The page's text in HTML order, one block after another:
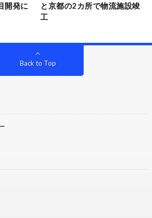
開発に
と京都の2カ所で物流施設竣
工
Back to Top